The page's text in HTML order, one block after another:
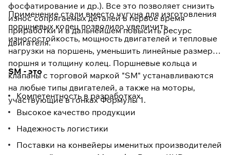
фосфатирование и др.). Все это позволяет снизить
износ сопрягаемых деталей в первое время
приработки и в дальнейшем повысить ресурс
двигателя.
Применение стали вместо чугуна для изготовления
поршневых колец позволило увеличить
износостойкость, мощность двигателей и тепловые
нагрузки на поршень, уменьшить линейные размеры
поршня и толщину колец. Поршневые кольца и
клапаны с торговой маркой "SM" устанавливаются
на любые типы двигателей, а также на моторы,
участвующие в гонках Формулы 1.
SM - это
Компетентность в разработках
Высокое качество продукции
Надежность логистики
Поставки на конвейеры именитых производителей